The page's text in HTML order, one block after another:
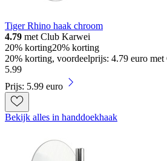
Tiger Rhino haak chroom
4.79 met Club Karwei
20% korting20% korting
20% korting, voordeelprijs: 4.79 euro
5.99
Prijs: 5.99 euro
Bekijk alles in handdoekhaak